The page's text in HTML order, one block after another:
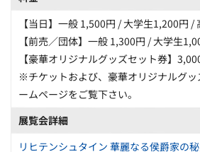
【当日】一般 1,500円 / 大学生1,200円 /
【前売／団体】一般 1,300円 / 大学生
【豪華オリジナルグッズセット券】
※チケットおよび、豪華オリジナルグ
ームページをご覧下さい。
展覧会詳細
リヒテンシュタイン 華麗なる侯爵家の